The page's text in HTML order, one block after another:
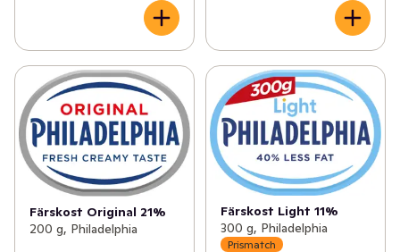
Färskost Original 21%
200 g, Philadelphia
Färskost Light 11%
300 g, Philadelphia
Prismatch